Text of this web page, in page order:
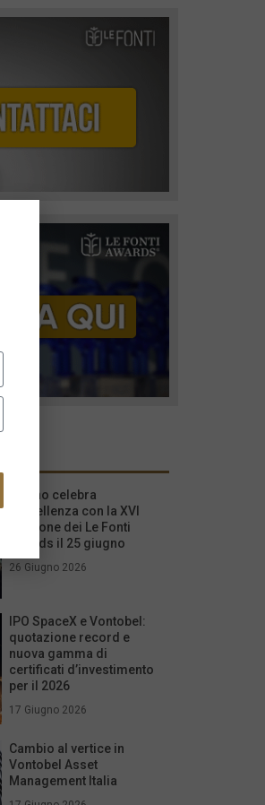
Milano celebra
l’eccellenza con la XVI
edizione dei Le Fonti
Awards il 25 giugno
26 Giugno 2026
IPO SpaceX e Vontobel:
quotazione record e
nuova gamma di
certificati d’investimento
per il 2026
17 Giugno 2026
Cambio al vertice in
Vontobel Asset
Management Italia